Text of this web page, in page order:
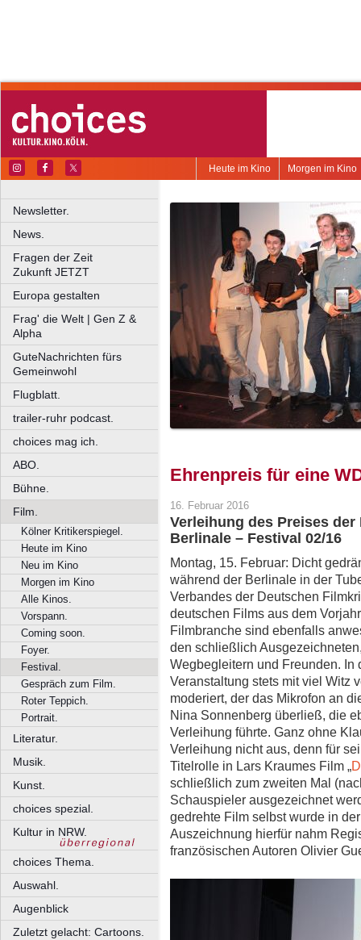
Morgen im Kino
Heute im Kino
Newsletter.
News.
Fragen der Zeit
Zukunft JETZT
Europa gestalten
Frag' die Welt | Gen Z &
Alpha
GuteNachrichten fürs
Gemeinwohl
Flugblatt.
trailer-ruhr podcast.
choices mag ich.
ABO.
Bühne.
Film.
Kölner Kritikerspiegel.
Heute im Kino
Neu im Kino
Morgen im Kino
Alle Kinos.
Vorspann.
Coming soon.
Foyer.
Festival.
Gespräch zum Film.
Roter Teppich.
Portrait.
Literatur.
Musik.
Kunst.
choices spezial.
Kultur in NRW.
choices Thema.
Auswahl.
Augenblick
Zuletzt gelacht: Cartoons.
Ehrenpreis für eine
16. Februar 2016
Verleihung des Preises
Berlinale – Festival 02/16
Montag, 15. Februar: Dicht
während der Berlinale in der
Verbandes der Deutschen
deutschen Films aus dem
Filmbranche sind ebenfalls
den schließlich
Wegbegleitern und Freunden. In
Veranstaltung stets mit viel Witz
moderiert, der das Mikrofon an
Nina Sonnenberg überließ, die
Verleihung führte. Ganz ohne
Verleihung nicht aus, denn für
Titelrolle in Lars Kraumes Film „
schließlich zum zweiten Mal
Schauspieler ausgezeichnet
gedrehte Film selbst wurde in
Auszeichnung hierfür nahm
französischen Autoren Olivier